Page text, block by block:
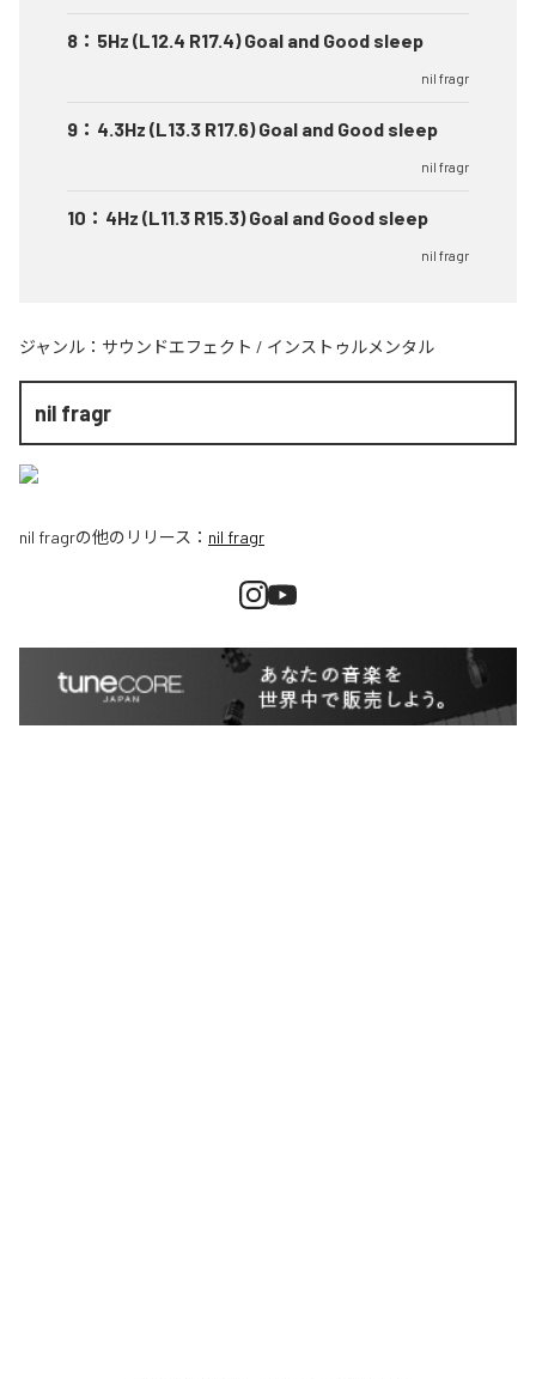
8 ： 5Hz (L12.4 R17.4) Goal and Good sleep
nil fragr
9 ： 4.3Hz (L13.3 R17.6) Goal and Good sleep
nil fragr
10 ： 4Hz (L11.3 R15.3) Goal and Good sleep
nil fragr
ジャンル： サウンドエフェクト / インストゥルメンタル
nil fragr
nil fragrの他のリリース： nil fragr